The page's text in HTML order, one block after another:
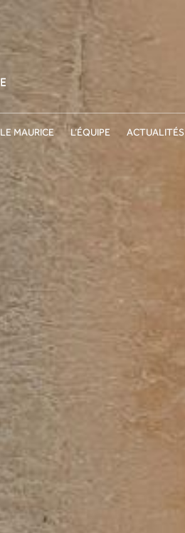
MAURICE L’ÉQUIPE ACTUALITÉS